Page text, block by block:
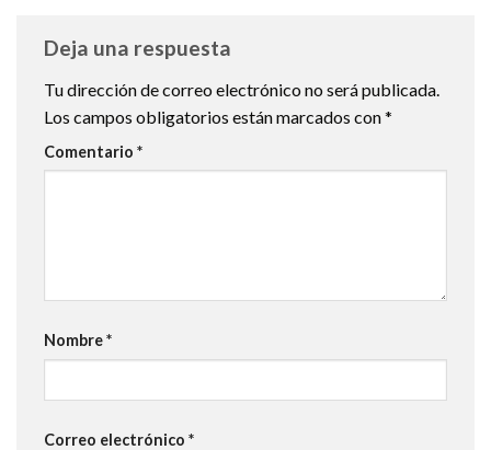
Deja una respuesta
Tu dirección de correo electrónico no será publicada.
Los campos obligatorios están marcados con*
Comentario *
Nombre*
Correo electrónico *